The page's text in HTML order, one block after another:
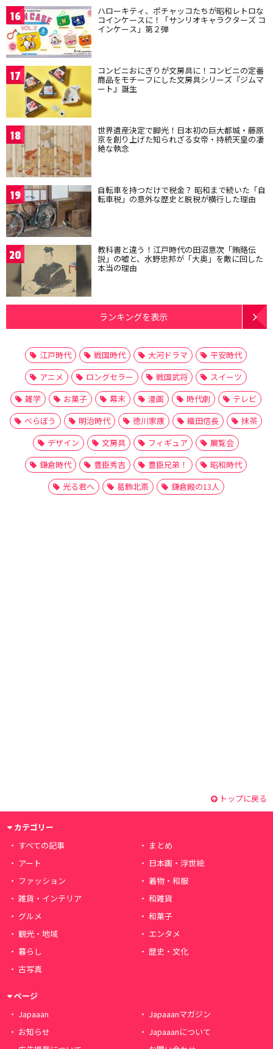
16 ハローキティ、ポチャッコたちが昭和レトロな
コインケースに！「サンリオキャラクターズ コ
インケース」第２弾
17 コンビニおにぎりが文房具に！コンビニの定番
商品をモチーフにした文房具シリーズ『ジムマ
ート』誕生
18 世界遺産決定で脚光！日本初の巨大都城・藤原
京を創り上げた知られざる女帝・持統天皇の凄
絶な執念
19 自転車を持つだけで税金？ 昭和まで続いた「自
転車税」の意外な歴史と脱税が横行した理由
20 教科書と違う！江戸時代の田沼意次「賄賂伝
説」の嘘と、水野忠邦が「大奥」を敵に回した
本当の理由
ランキングを表示
江戸時代 戦国時代 大河ドラマ
平安時代
アニメ
ロングセラー 戦国武将
スイーツ
雑学
お菓子 幕末 漫画 時代劇
テレビ
べらぼう
明治時代 徳川家康 織田信長
抹茶
デザイン
文房具 フィギュア
展覧会
鎌倉時代
豊臣秀吉 豊臣兄弟！
昭和時代
光る君へ
葛飾北斎 鎌倉殿の13人
トップに戻る
カテゴリー
すべての記事
まとめ
アート
日本画・浮世絵
ファッション
着物・和服
雑貨・インテリア
和雑貨
グルメ
和菓子
観光・地域
エンタメ
暮らし
歴史・文化
古写真
ページ
Japaaan
Japaaanマガジン
お知らせ
Japaaanについて